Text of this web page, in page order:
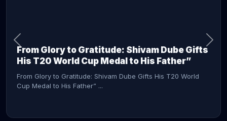
From Glory to Gratitude: Shivam Dube Gifts
His T20 World Cup Medal to His Father”
From Glory to Gratitude: Shivam Dube Gifts His T20 World
Cup Medal to His Father” ...